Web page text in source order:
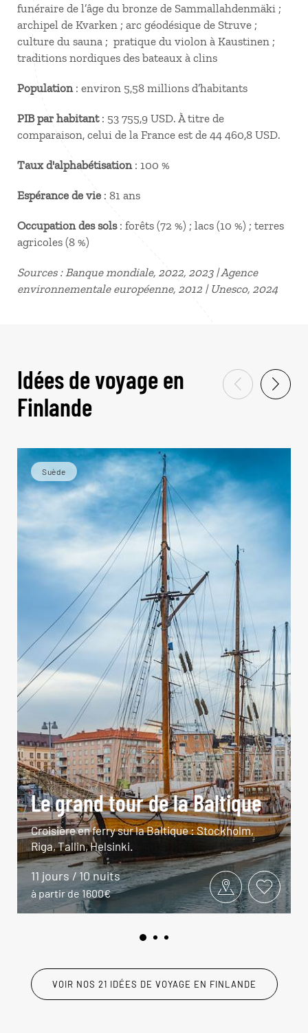
funéraire de l’âge du bronze de Sammallahdenmäki ;
archipel de Kvarken ; arc géodésique de Struve ;
culture du sauna ; pratique du violon à Kaustinen ;
traditions nordiques des bateaux à clins
Population: environ 5,58 millions d’habitants
PIB par habitant: 53 755,9 USD. À titre de
comparaison, celui de la France est de 44 460,8 USD.
Taux d'alphabétisation: 100 %
Espérance de vie : 81 ans
Occupation des sols: forêts (72 %) ; lacs (10 %) ; terres
agricoles (8 %)
Sources : Banque mondiale, 2022, 2023 | Agence
environnementale européenne, 2012 | Unesco, 2024
Idées de voyage en
Finlande
Suède
Le grand tour de la Baltique
Croisière en ferry sur la Baltique : Stockholm,
Riga, Tallin, Helsinki.
11 jours / 10 nuits
à partir de 1600€
VOIR NOS 21 IDÉES DE VOYAGE EN FINLANDE